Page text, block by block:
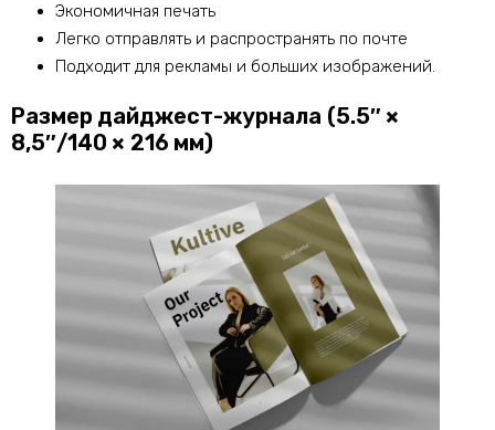
Экономичная печать
Легко отправлять и распространять по почте
Подходит для рекламы и больших изображений.
Размер дайджест-журнала (5.5″ ×
8,5″/140 × 216 мм)